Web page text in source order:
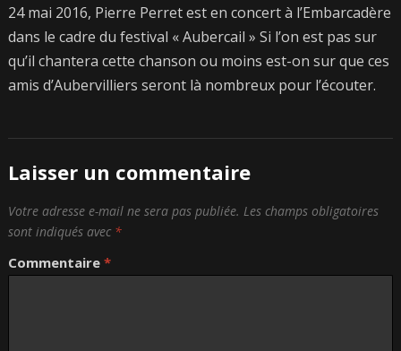
24 mai 2016, Pierre Perret est en concert à l’Embarcadère
dans le cadre du festival « Aubercail » Si l’on est pas sur
qu’il chantera cette chanson ou moins est-on sur que ces
amis d’Aubervilliers seront là nombreux pour l’écouter.
Laisser un commentaire
Votre adresse e-mail ne sera pas publiée. Les champs obligatoires
sont indiqués avec *
Commentaire *